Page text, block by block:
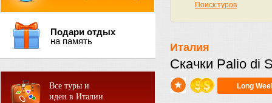
Подари отдых
на память
Все туры и
идеи в Италии
Поиск туров
Италия
Скачки Palio di
Long